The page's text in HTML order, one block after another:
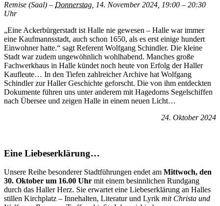
Remise (Saal) – Donnerstag , 14. November 2024, 19:00 – 20:30
Uhr
„Eine Ackerbürgerstadt ist Halle nie gewesen – Halle war immer
eine Kaufmannsstadt, auch schon 1650, als es erst einige hundert
Einwohner hatte.“ sagt Referent Wolfgang Schindler. Die kleine
Stadt war zudem ungewöhnlich wohlhabend. Manches große
Fachwerkhaus in Halle kündet noch heute von Erfolg der Haller
Kaufleute… In den Tiefen zahlreicher Archive hat Wolfgang
Schindler zur Haller Geschichte geforscht. Die von ihm entdeckten
Dokumente führen uns unter anderem mit Hagedorns Segelschiffen
nach Übersee und zeigen Halle in einem neuen Licht…
24. Oktober 2024
Eine Liebeserklärung…
Unsere Reihe besonderer Stadtführungen endet am Mittwoch, den
30. Oktober um 16.00 Uhr mit einem besinnlichen Rundgang
durch das Haller Herz. Sie erwartet eine Liebeserklärung an Halles
stillen Kirchplatz – Innehalten, Literatur und Lyrik mit Christa und